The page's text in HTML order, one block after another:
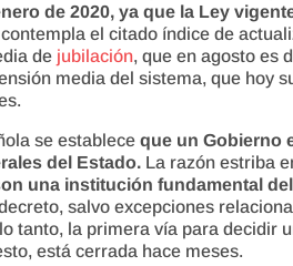
de 2020, ya que la Ley
el citado índice de
de jubilación, que en agosto es
media del sistema, que hoy
se estableceque un Gobierno
del Estado. La razón estriba
una institución fundamental
salvo excepciones
tanto, la primera vía para decidir
está cerrada hace meses.